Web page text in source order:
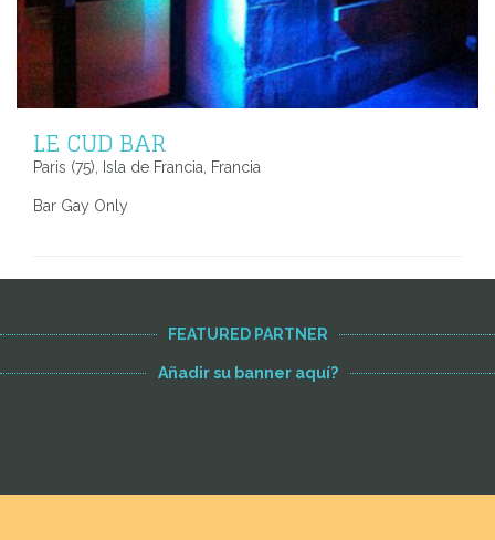
LE CUD BAR
Paris (75), Isla de Francia, Francia
Bar Gay Only
FEATURED PARTNER
Añadir su banner aquí?